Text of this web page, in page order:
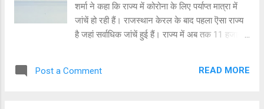
शर्मा ने कहा कि राज्य में कोरोना के लिए पर्याप्त मात्रा में
जांचें हो रही हैं। राजस्थान केरल के बाद पहला ऎसा राज्य
है जहां सर्वाधिक जांचें हुई हैं। राज्य में अब तक 11 हजार
कर जांच करवाई जा रही है। उन्होंने कहा कि विभाग और
Post a Comment READ MORE